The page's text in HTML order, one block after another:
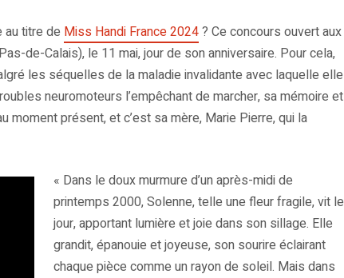
titre de Miss Handi France 2024? Ce concours ouvert aux
de-Calais), le 11 mai, jour de son anniversaire. Pour cela,
les séquelles de la maladie invalidante avec laquelle elle
neuromoteurs l’empêchant de marcher, sa mémoire et
présent, et c’est sa mère, Marie Pierre, qui la
« Dans le doux murmure d’un après-midi de
printemps 2000, Solenne, telle une fleur fragile, vit le
jour, apportant lumière et joie dans son sillage. Elle
grandit, épanouie et joyeuse, son sourire éclairant
chaque pièce comme un rayon de soleil. Mais dans